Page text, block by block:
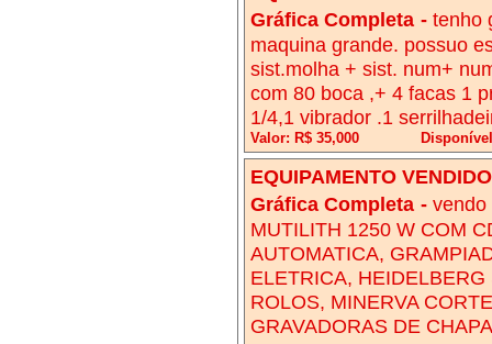
Gráfica Completa - tenho
maquina grande. possuo
sist.molha + sist. num+
com 80 boca ,+ 4 facas 1
1/4,1 vibrador .1
Valor: R$ 35,000
EQUIPAMENTO
Gráfica Completa - vendo
MUTILITH 1250 W COM
AUTOMATICA,
ELETRICA,
ROLOS, MINERVA
GRAVADORAS DE